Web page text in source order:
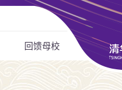
回馈母校